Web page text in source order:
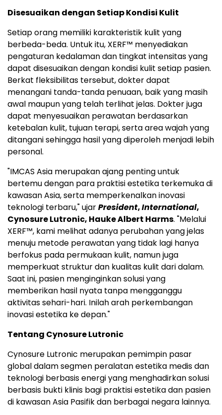
Disesuaikan dengan Setiap Kondisi Kulit
Setiap orang memiliki karakteristik kulit yang
berbeda-beda. Untuk itu, XERF™ menyediakan
pengaturan kedalaman dan tingkat intensitas yang
dapat disesuaikan dengan kondisi kulit setiap pasien.
Berkat fleksibilitas tersebut, dokter dapat
menangani tanda-tanda penuaan, baik yang masih
awal maupun yang telah terlihat jelas. Dokter juga
dapat menyesuaikan perawatan berdasarkan
ketebalan kulit, tujuan terapi, serta area wajah yang
ditangani sehingga hasil yang diperoleh menjadi lebih
personal.
"IMCAS Asia merupakan ajang penting untuk
bertemu dengan para praktisi estetika terkemuka di
kawasan Asia, serta memperkenalkan inovasi
teknologi terbaru," ujarPresident,International,
Cynosure Lutronic, Hauke Albert Harms. "Melalui
XERF™, kami melihat adanya perubahan yang jelas
menuju metode perawatan yang tidak lagi hanya
berfokus pada permukaan kulit, namun juga
memperkuat struktur dan kualitas kulit dari dalam.
Saat ini, pasien menginginkan solusi yang
memberikan hasil nyata tanpa mengganggu
aktivitas sehari-hari. Inilah arah perkembangan
inovasi estetika ke depan."
Tentang Cynosure Lutronic
Cynosure Lutronic merupakan pemimpin pasar
global dalam segmen peralatan estetika medis dan
teknologi berbasis energi yang menghadirkan solusi
berbasis bukti klinis bagi praktisi estetika dan pasien
di kawasan Asia Pasifik dan berbagai negara lainnya.